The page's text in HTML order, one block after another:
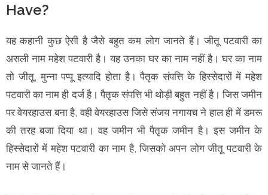
Have?
यह कहानी कुछ ऐसी है जैसे बहुत कम लोग जानते हैं। जीतू पटवारी का
असली नाम महेश पटवारी है। यह उनका घर का नाम नहीं है। घर का नाम
तो जीतू, मुन्ना पप्पू इत्यादि होता है। पैतृक संपत्ति के हिस्सेदारों में महेश
पटवारी का नाम ही दर्ज है। पैतृक संपत्ति भी थोड़ी बहुत नहीं है। जिस जमीन
पर वेयरहाउस बना है, वही वेयरहाउस जिसे संजय नगायच ने हाल ही में डमरू
की तरह बजा दिया था। वह जमीन भी पैतृक जमीन है। इस जमीन के
हिस्सेदारों में महेश पटवारी का नाम है, जिसको अपन लोग जीतू पटवारी के
नाम से जानते हैं।